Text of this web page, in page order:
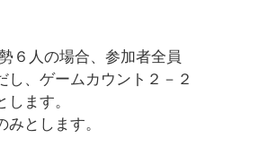
６人の場合、参加者全員
、ゲームカウント２－２
ます。
とします。